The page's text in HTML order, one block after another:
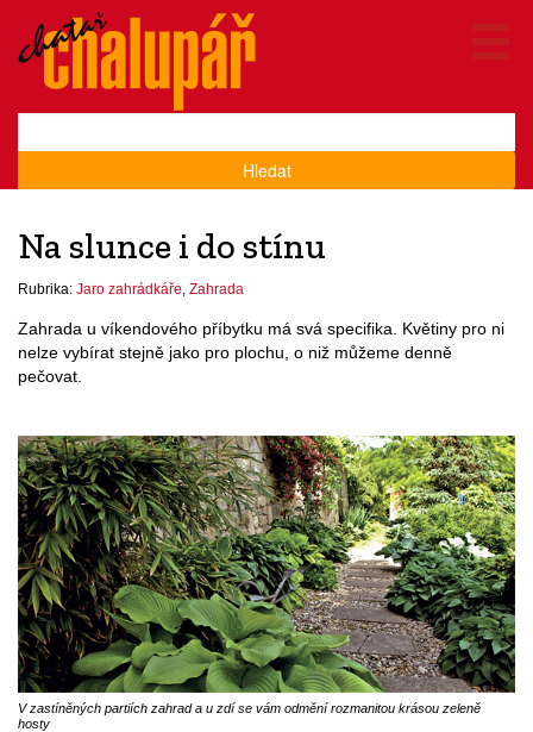
Hledat
Na slunce i do stínu
Rubrika: Jaro zahrádkáře Zahrada
Zahrada u víkendového příbytku má svá specifika. Květiny pro ni
nelze vybírat stejně jako pro plochu, o niž můžeme denně
pečovat.
V zastíněných partiích zahrad a u zdí se vám odmění rozmanitou krásou zeleně
hosty